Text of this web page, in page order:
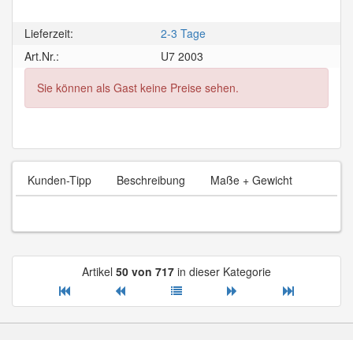
Lieferzeit:
2-3 Tage
Art.Nr.:
U7 2003
Sie können als Gast keine Preise sehen.
Kunden-Tipp Beschreibung Maße + Gewicht
Artikel 50 von 717 in dieser Kategorie